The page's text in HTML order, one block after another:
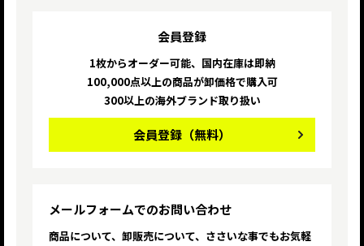
会員登録
1枚からオーダー可能、国内在庫は即納
100,000点以上の商品が卸価格で購入可
300以上の海外ブランド取り扱い
会員登録 （無料）
メールフォームでのお問い合わせ
商品について、卸販売について、ささいな事でもお気軽